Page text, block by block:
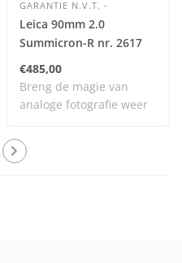
GARANTIE N.V.T. -
Leica 90mm 2.0
Summicron-R nr. 2617
€485,00
Breng de magie van
analoge fotografie weer